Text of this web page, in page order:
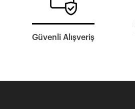
Güvenli Alışveriş